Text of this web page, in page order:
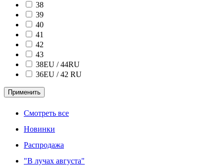
38
39
40
41
42
43
38ЕU / 44RU
36EU / 42 RU
Применить
Смотреть все
Новинки
Распродажа
"В лучах августа"